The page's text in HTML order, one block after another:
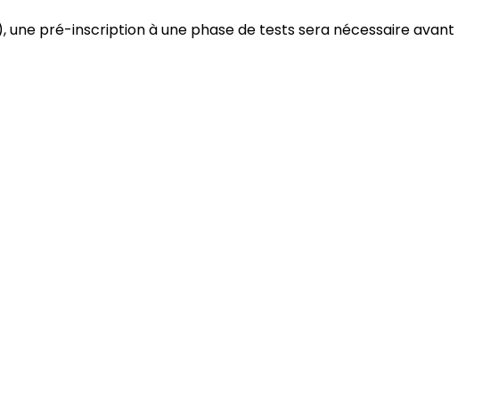
une pré-inscription à une phase de tests sera nécessaire avant